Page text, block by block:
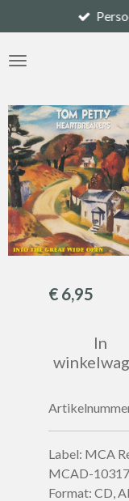
direct
naar
€ 6,95
In
Label: MCA
MCAD-10317
Format: CD,